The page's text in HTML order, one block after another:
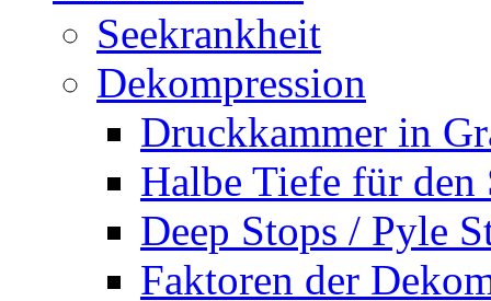
Seekrankheit
Dekompression
Druckkammer in
Halbe Tiefe für den
Deep Stops / Pyle
Faktoren der